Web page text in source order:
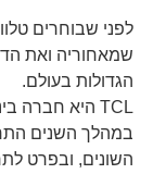
לפני שבוחרים
שמאחוריה ואת
הגדולות בעולם.
במהלך השנים
השונים, ובפרט